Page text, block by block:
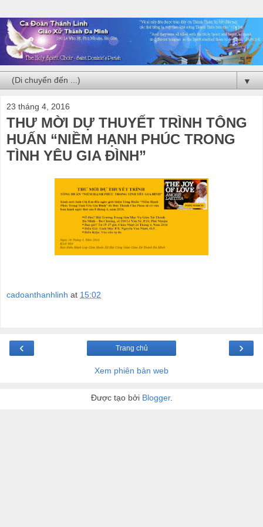
▼
23 tháng 4, 2016
THƯ MỜI DỰ THUYẾT TRÌNH TÔNG
HUẤN “NIỀM HẠNH PHÚC TRONG
TÌNH YÊU GIA ĐÌNH”
cadoanthanhlinh at 15:02
‹ ›
Trang chủ
Xem phiên bản web
Được tạo bởi Blogger.